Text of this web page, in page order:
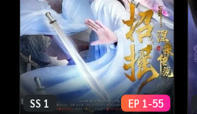
SS 1 EP 1-55